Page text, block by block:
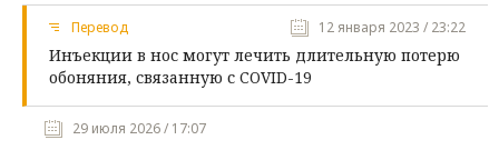
Перевод 12 января 2023 / 23:22
Инъекции в нос могут лечить длительную потерю
обоняния, связанную с COVID-19
29 июля 2026 / 17:07